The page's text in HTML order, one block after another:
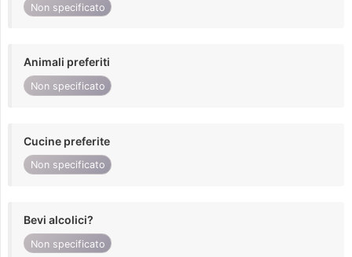
Non specificato
Animali preferiti
Non specificato
Cucine preferite
Non specificato
Bevi alcolici?
Non specificato